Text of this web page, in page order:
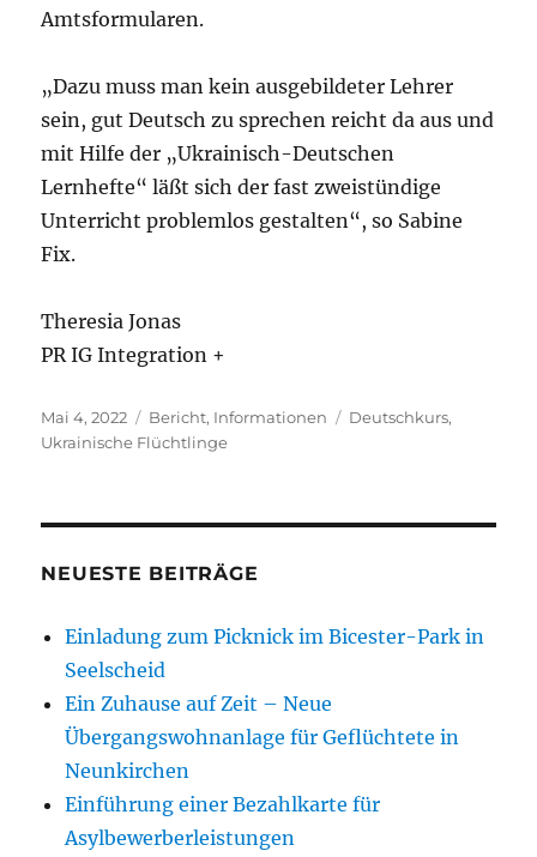
Amtsformularen.
„Dazu muss man kein ausgebildeter Lehrer
sein, gut Deutsch zu sprechen reicht da aus und
mit Hilfe der „Ukrainisch-Deutschen
Lernhefte“ läßt sich der fast zweistündige
Unterricht problemlos gestalten“, so Sabine
Fix.
Theresia Jonas
PR IG Integration +
Veröffentlicht
am
Mai 4, 2022 Kategorien
Bericht, Informationen Schlagwörter
Deutschkurs,
Ukrainische Flüchtlinge
NEUESTE BEITRÄGE
Einladung zum Picknick im Bicester-Park in
Seelscheid
Ein Zuhause auf Zeit – Neue
Übergangswohnanlage für Geflüchtete in
Neunkirchen
Einführung einer Bezahlkarte für
Asylbewerberleistungen